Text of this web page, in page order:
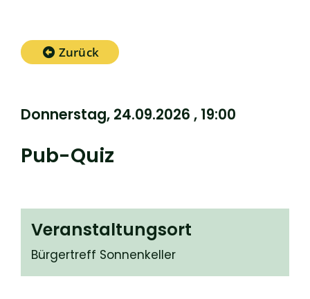
Zurück
Donnerstag, 24.09.2026 , 19:00
Pub-Quiz
Veranstaltungsort
Bürgertreff Sonnenkeller